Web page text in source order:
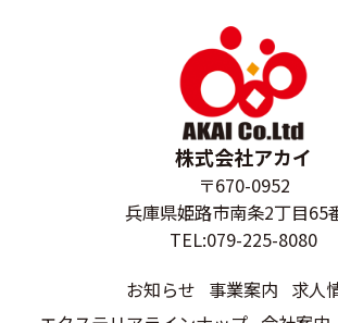
株式会社アカイ
〒670-0952
兵庫県姫路市南条2丁目65
TEL:079-225-8080
お知らせ 事業案内 求人